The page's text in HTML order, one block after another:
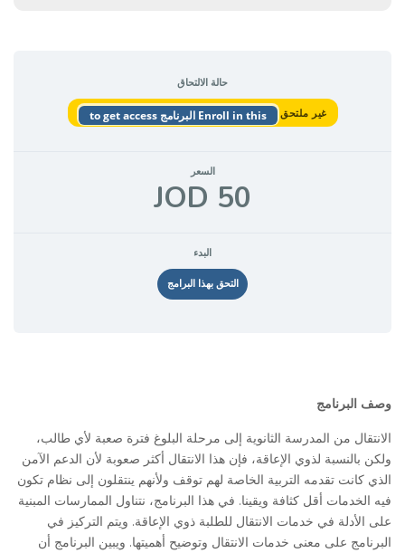
حالة الالتحاق
غير ملتحق Enroll in this البرنامج to get access
السعر
50 JOD
البدء
التحق بهذا البرامج
وصف البرنامج
الانتقال من المدرسة الثانوية إلى مرحلة البلوغ فترة صعبة لأي طالب،
ولكن بالنسبة لذوي الإعاقة، فإن هذا الانتقال أكثر صعوبة لأن الدعم الآمن
الذي كانت تقدمه التربية الخاصة لهم توقف ولأنهم ينتقلون إلى نظام تكون
فيه الخدمات أقل كثافة ويقينا. في هذا البرنامج، نتناول الممارسات المبنية
على الأدلة في خدمات الانتقال للطلبة ذوي الإعاقة. ويتم التركيز في
البرنامج على معنى خدمات الانتقال وتوضيح أهميتها. ويبين البرنامج أن